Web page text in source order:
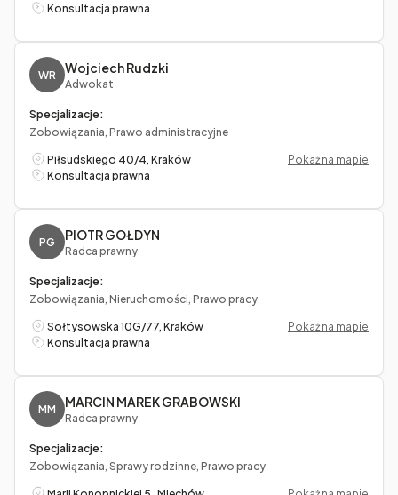
Konsultacja prawna
WR Wojciech Rudzki
Adwokat
Specjalizacje:
Zobowiązania, Prawo administracyjne
Piłsudskiego 40/4, Kraków
Pokaż na mapie
Konsultacja prawna
PG PIOTR GOŁDYN
Radca prawny
Specjalizacje:
Zobowiązania, Nieruchomości, Prawo pracy
Sołtysowska 10G/77, Kraków
Pokaż na mapie
Konsultacja prawna
MM MARCIN MAREK GRABOWSKI
Radca prawny
Specjalizacje:
Zobowiązania, Sprawy rodzinne, Prawo pracy